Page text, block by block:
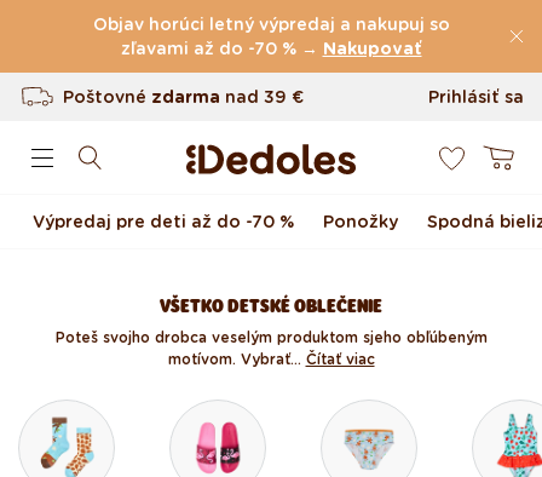
Preskočiť na obsah
Objav horúci letný výpredaj a nakupuj so
zľavami až do -70 % → Nakupovať
Poštovnézdarma nad39 €
Vrátenie tovaru až do 100 dní
Originálny dizajn navrhnutý u nás
Prihlásiť sa
Košík
Výpredaj pre deti až do -70 % Ponožky Spodná
VŠETKO DETSKÉ OBLEČENIE
Poteš svojho drobca veselým produktom s jeho obľúbeným
motívom. Vybrať... Čítať viac